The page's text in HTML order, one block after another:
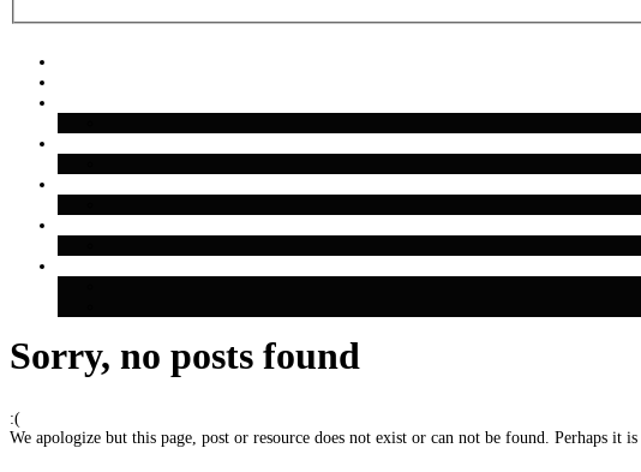
Sorry, no posts found
:(
We apologize but this page, post or resource does not exist or can not be found. Perhaps it